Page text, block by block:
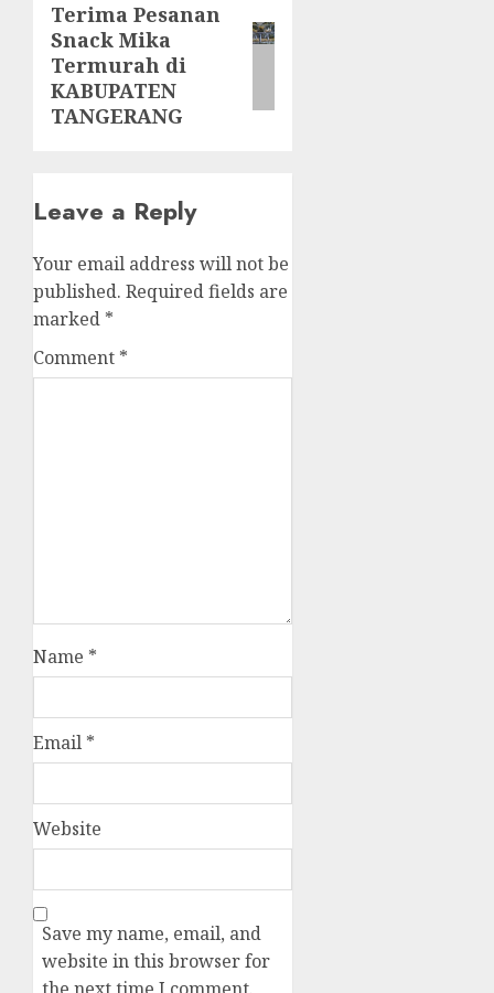
Next
post:
Terima Pesanan
Snack Mika
Termurah di
KABUPATEN
TANGERANG
Leave a Reply
Your email address will not be
published. Required fields are
marked *
Comment *
Name *
Email *
Website
Save my name, email, and
website in this browser for